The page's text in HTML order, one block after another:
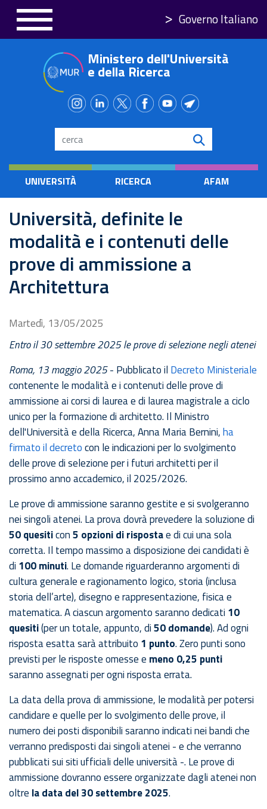
principale
Governo Italiano
Ministero dell'Università
e della Ricerca
Search
UNIVERSITÀ RICERCA AFAM
Università, definite le
modalità e i contenuti delle
prove di ammissione a
Architettura
Martedì, 13/05/2025
Entro il 30 settembre 2025 le prove di selezione negli atenei
Roma, 13 maggio 2025- Pubblicato il Decreto Ministeriale
contenente le modalità e i contenuti delle prove di
ammissione ai corsi di laurea e di laurea magistrale a ciclo
unico per la formazione di architetto. Il Ministro
dell'Università e della Ricerca, Anna Maria Bernini,ha
firmato il decretocon le indicazioni per lo svolgimento
delle prove di selezione per i futuri architetti per il
prossimo anno accademico, il 2025/2026.
Le prove di ammissione saranno gestite e si svolgeranno
nei singoli atenei. La prova dovrà prevedere la soluzione di
50 quesiticon5 opzioni di rispostae di cui una sola
corretta. Il tempo massimo a disposizione dei candidati è
di 100 minuti. Le domande riguarderanno argomenti di
cultura generale e ragionamento logico, storia (inclusa
storia dell’arte), disegno e rappresentazione, fisica e
matematica. A ciascun argomento saranno dedicati 10
quesiti(per un totale, appunto, di50 domande). Ad ogni
risposta esatta sarà attribuito 1 punto. Zero punti sono
previsti per le risposte omesse e meno 0,25 punti
saranno assegnati per ogni risposta errata.
La data della prova di ammissione, le modalità per potersi
candidare e quelle per lo svolgimento delle prove, il
numero dei posti disponibili saranno indicati nei bandi che
verranno predisposti dai singoli atenei - e che verranno
pubblicati sui siti ufficiali delle università -. Le prove di
ammissione dovranno essere organizzate dagli atenei non
oltre la data del 30 settembre 2025.